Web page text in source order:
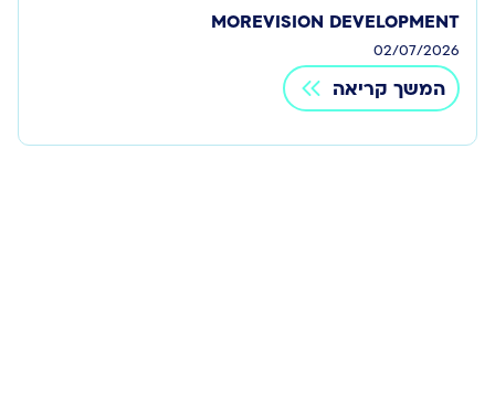
MOREVISION DEVELOPMENT
02/07/2026
המשך קריאה